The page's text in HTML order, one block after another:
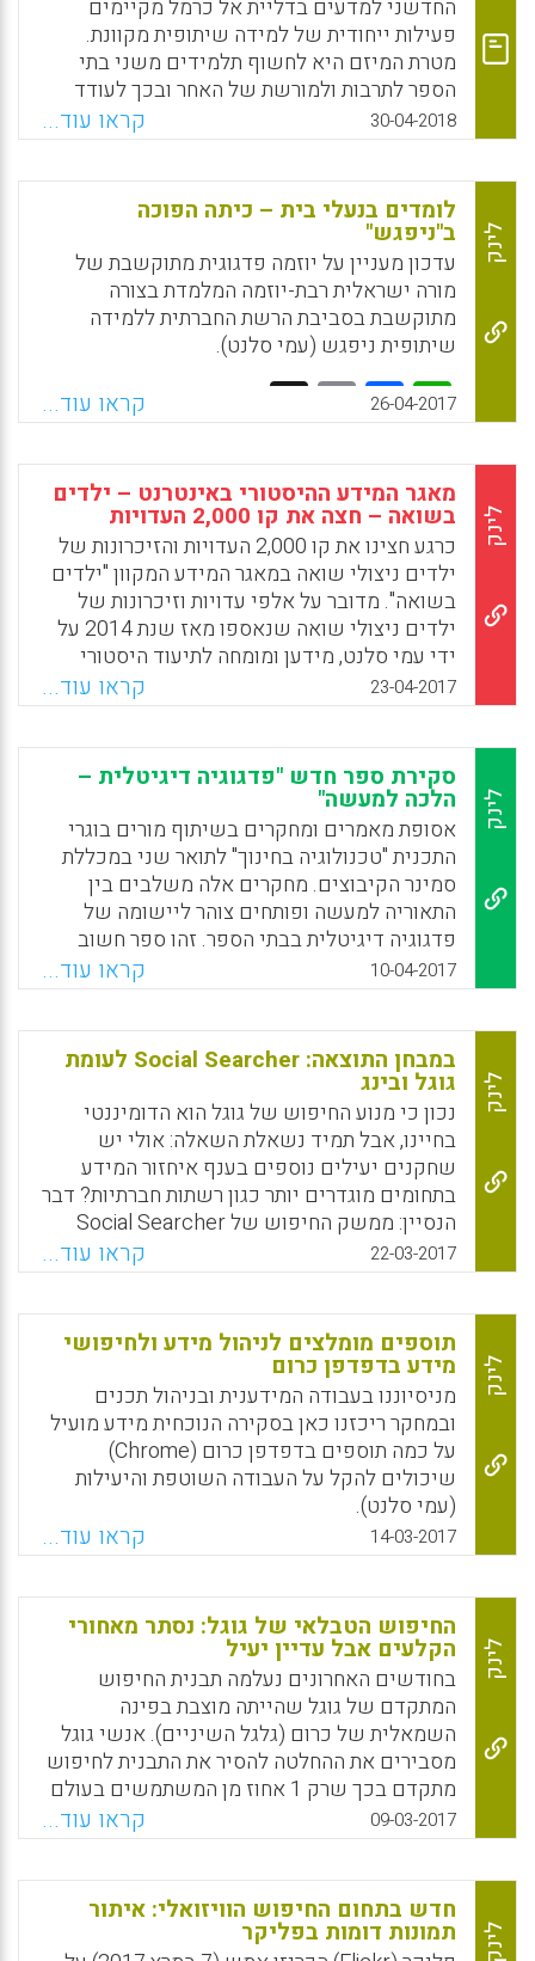
הדידקטיות הנכונות; למרות זאת, הפלטפורמות
המתוקשבות ללמידה מותאמת משתפרות כל הזמן
ובעתיד ככל הנראה ימלאו תפקיד משמעותי יותר
בחינוך.
החדשני למדעים בדליית אל כרמל מקיימים
פעילות ייחודית של למידה שיתופית מקוונת.
מטרת המיזם היא לחשוף תלמידים משני בתי
הספר לתרבות ולמורשת של האחר ובכך לעודד
היכרות מעמיקה, הבנה, קבלה של האחר וחיזוק
האחדות. נושא הלמידה שנבחר הוא חגים, תרבות
ומורשת של שני המגזרים.
WhatsApp
Facebook
Email
X
30-04-2018 קראו עוד...
לינק
לומדים בנעלי בית – כיתה הפוכה
ב"ניפגש"
עדכון מעניין על יוזמה פדגוגית מתוקשבת של
מורה ישראלית רבת-יוזמה המלמדת בצורה
מתוקשבת בסביבת הרשת החברתית ללמידה
שיתופית ניפגש (עמי סלנט).
WhatsApp
Facebook
Email 26-04-2017 קראו עוד...
לינק
מאגר המידע ההיסטורי באינטרנט – ילדים
בשואה – חצה את קו 2,000 העדויות
כרגע חצינו את קו 2,000 העדויות והזיכרונות של
ילדים ניצולי שואה במאגר המידע המקוון "ילדים
בשואה". מדובר על אלפי עדויות וזיכרונות של
ילדים ניצולי שואה שנאספו מאז שנת 2014 על
ידי עמי סלנט, מידען ומומחה לתיעוד היסטורי
ששם לו למטרה לרכז במקום אחד נגיש
באינטרנט את כל התיעוד ההיסטורי הקיים
באינטרנט אודות ילדים בשואה. מדובר על מאגר
מידע ייחודי לתיעוד תלאות ילדים בשואה
בישראל, והוא ייחודי גם בעולם. מאז שנת 2014
פועל צוות המיזם לאיתורם של אוטוביוגרפיות,
זיכרונות, עדויות, ויומנים של ילדים ניצולי שואה.
עד כה קוטלגו במאגר המידע המקוון אלפי עדויות
וזיכרונות של ילדים ניצולי שואה (עמי סלנט).
WhatsApp
Facebook
Email
X
23-04-2017 קראו עוד...
לינק
סקירת ספר חדש "פדגוגיה דיגיטלית –
הלכה למעשה"
אסופת מאמרים ומחקרים בשיתוף מורים בוגרי
התכנית "טכנולוגיה בחינוך" לתואר שני במכללת
סמינר הקיבוצים. מחקרים אלה משלבים בין
התאוריה למעשה ופותחים צוהר ליישומה של
פדגוגיה דיגיטלית בבתי הספר. זהו ספר חשוב
לכל העוסקים בהוראה ובלמידה בסיוע תקשוב
בבתי ספר ובמכללות להכשרת מורים בישראל.
העורכת היא ד"ר רבקה ודמני – סיו"ר המועצה
להשכלה גבוהה (מל"ג) ומומחית לחדשנות
דיגיטלית בחינוך, בהוראה ובלמידה (עמי סלנט).
WhatsApp
Facebook
Email
X
10-04-2017 קראו עוד...
לינק
במבחן התוצאה: Social Searcher לעומת
גוגל ובינג
נכון כי מנוע החיפוש של גוגל הוא הדומיננטי
בחיינו, אבל תמיד נשאלת השאלה: אולי יש
שחקנים יעילים נוספים בענף איחזור המידע
בתחומים מוגדרים יותר כגון רשתות חברתיות? דבר
הנסיין: ממשק החיפוש של Social Searcher
הוא מאד אינטואיטיבי וניתן לסנן בקלות את סוג
המידע (כגון תמונה, לינק, וידאו, פוסט) ואת תאריך
הפרסום, ביחס לרשת חברתית מסויימת (כגון
פייסבוק, טוויטר, פליקר ואחרים). התוצאות
מאורגנות היטב בלוח התצוגה המאוחד של Social
Searcher, אך הרלבנטיות שלהם נמוכה למדי
בהשוואה למנוע החיפוש של גוגל (גם בגרסת
החיפוש המתקדם וגם בגרסה הרגילה) וגם במנוע
החיפוש BING (המצטיין באיסוף ובאינדוקס
פוסטים מפייסבוק) (עמי סלנט).
WhatsApp
Facebook
Email
X
22-03-2017 קראו עוד...
לינק
תוספים מומלצים לניהול מידע ולחיפושי
מידע בדפדפן כרום
מניסיוננו בעבודה המידענית ובניהול תכנים
ובמחקר ריכזנו כאן בסקירה הנוכחית מידע מועיל
על כמה תוספים בדפדפן כרום (Chrome)
שיכולים להקל על העבודה השוטפת והיעילות
(עמי סלנט).
WhatsApp
Facebook
Email
X 14-03-2017 קראו עוד...
לינק
החיפוש הטבלאי של גוגל: נסתר מאחורי
הקלעים אבל עדיין יעיל
בחודשים האחרונים נעלמה תבנית החיפוש
המתקדם של גוגל שהייתה מוצבת בפינה
השמאלית של כרום (גלגל השיניים). אנשי גוגל
מסבירים את ההחלטה להסיר את התבנית לחיפוש
מתקדם בכך שרק 1 אחוז מן המשתמשים בעולם
עשו בה שימוש. אבל התבנית עדיין קיימת
מאחורי הקלעים בגוגל והיעילות שלה למידענים
ומנהלי תוכן לא תסולא בפז (עמי סלנט).
WhatsApp
Facebook
Email
X
09-03-2017 קראו עוד...
לינק
חדש בתחום החיפוש הוויזואלי: איתור
תמונות דומות בפליקר